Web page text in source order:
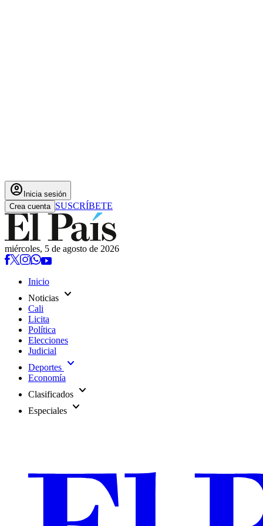
account_circle Inicia sesión
Crea cuenta SUSCRÍBETE
miércoles, 5 de agosto de 2026
Inicio
Noticias expand_more
Cali
Licita
Política
Elecciones
Judicial
Deportes expand_more
Economía
Clasificados expand_more
Especiales expand_more